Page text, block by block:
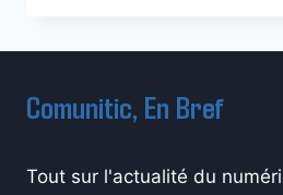
DES
Comunitic, En Bref
Tout sur l'actualité du